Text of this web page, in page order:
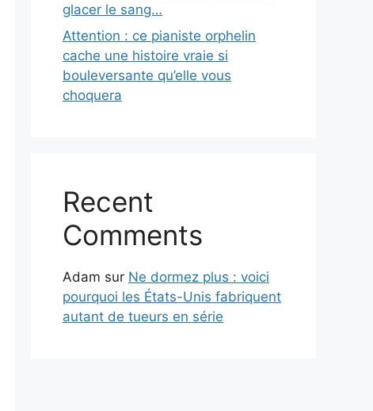
glacer le sang…
Attention : ce pianiste orphelin
cache une histoire vraie si
bouleversante qu’elle vous
choquera
Recent
Comments
Adam sur Ne dormez plus : voici
pourquoi les États-Unis fabriquent
autant de tueurs en série